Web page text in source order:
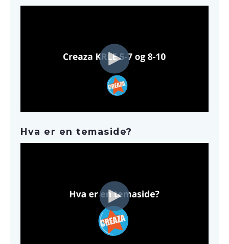
Hva er en temaside?